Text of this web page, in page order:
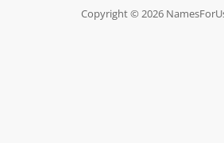
Copyright © 2026